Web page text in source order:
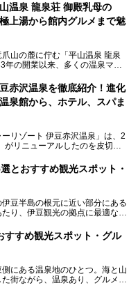
温泉 龍泉荘 御殿乳母の
上湯から館内グルメまで魅
山の麓に佇む「平山温泉 龍泉
の開業以来、多くの温泉マニ
ん、実はグルメも揃っているん
その圧倒的なこだわりと魅力を
赤沢温泉を徹底紹介！進化
泉館から、ホテル、スパま
リゾート 伊豆赤沢温泉」は、2
リニューアルしたのを皮切り
リニューアル。さらにこのあ
EARTH FIELD（グラックスア
アミューズメント施設のPLEA
アルオープンしている施設を中
でも、おひとりさまでも多彩な
ーリゾート 伊豆赤沢温泉」を
とおすすめ観光スポット・
豆半島の根元に近い部分にある
り、伊豆観光の拠点に最適な立
のが魅力です。
の歴史や魅力、おすすめの宿を
すすめ観光スポット・グル
にある温泉地のひとつ。海と山
街ながら、温泉あり、グルメあ